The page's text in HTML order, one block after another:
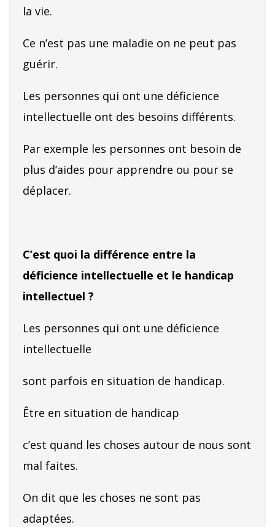
la vie.
Ce n’est pas une maladie on ne peut pas
guérir.
Les personnes qui ont une déficience
intellectuelle ont des besoins différents.
Par exemple les personnes ont besoin de
plus d’aides pour apprendre ou pour se
déplacer.
C’est quoi la différence entre la
déficience intellectuelle et le handicap
intellectuel ?
Les personnes qui ont une déficience
intellectuelle
sont parfois en situation de handicap.
Être en situation de handicap
c’est quand les choses autour de nous sont
mal faites.
On dit que les choses ne sont pas
adaptées.